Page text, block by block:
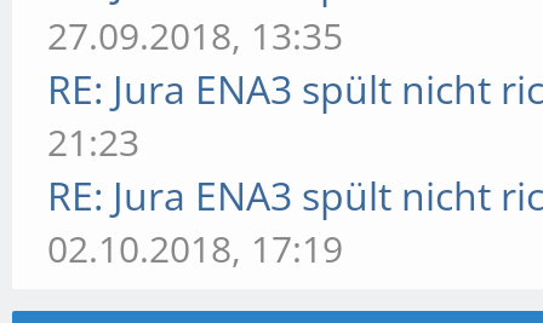
27.09.2018, 13:35
RE: Jura ENA3 spült nicht
21:23
RE: Jura ENA3 spült nicht
02.10.2018, 17:19